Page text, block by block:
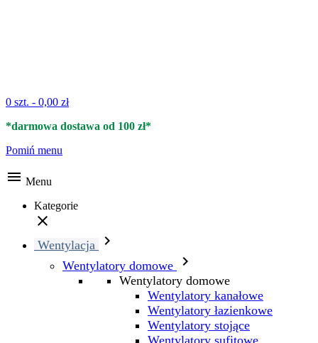
0 szt. - 0,00 zł
*darmowa dostawa od 100 zł*
Pomiń menu
 Menu
Kategorie

Wentylacja 
Wentylatory domowe 
Wentylatory domowe
Wentylatory kanałowe
Wentylatory łazienkowe
Wentylatory stojące